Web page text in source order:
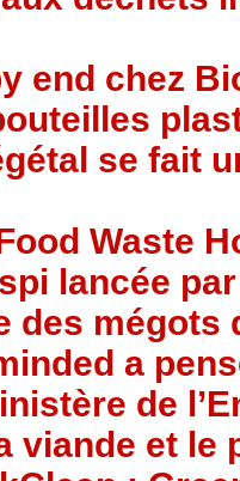
end chez
se fait
Waste
lancée
des mégots
a
de
viande et le